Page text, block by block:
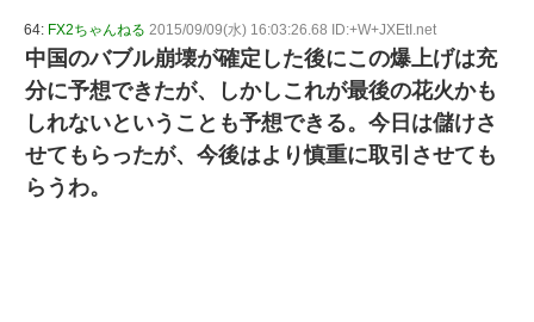
64: FX2ちゃんねる 2015/09/09(水) 16:03:26.68 ID:+W+JXEtI.net
中国のバブル崩壊が確定した後にこの爆上げは充
分に予想できたが、しかしこれが最後の花火かも
しれないということも予想できる。今日は儲けさ
せてもらったが、今後はより慎重に取引させても
らうわ。